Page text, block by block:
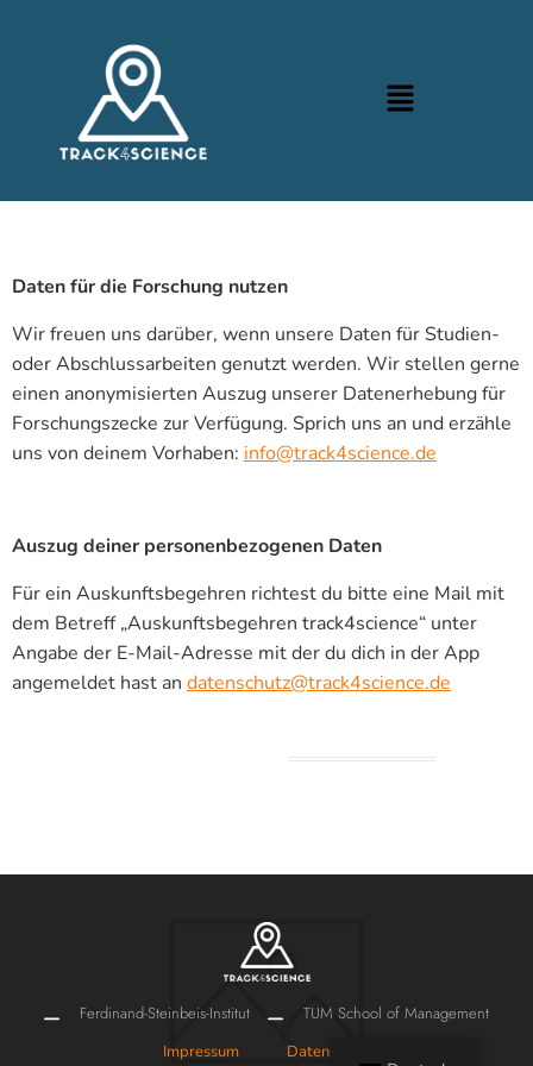
Daten für die Forschung nutzen
Wir freuen uns darüber, wenn unsere Daten für Studien-
oder Abschlussarbeiten genutzt werden. Wir stellen gerne
einen anonymisierten Auszug unserer Datenerhebung für
Forschungszecke zur Verfügung. Sprich uns an und erzähle
uns von deinem Vorhaben: info@track4science.de
Auszug deiner personenbezogenen Daten
Für ein Auskunftsbegehren richtest du bitte eine Mail mit
dem Betreff „Auskunftsbegehren track4science“ unter
Angabe der E-Mail-Adresse mit der du dich in der App
angemeldet hast an datenschutz@track4science.de
Ferdinand-Steinbeis-Institut TUM School of Management
Impressum Datenschutz